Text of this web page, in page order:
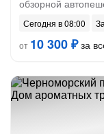
обзорной
Сегодня в 08:00
от 10 300 ₽за